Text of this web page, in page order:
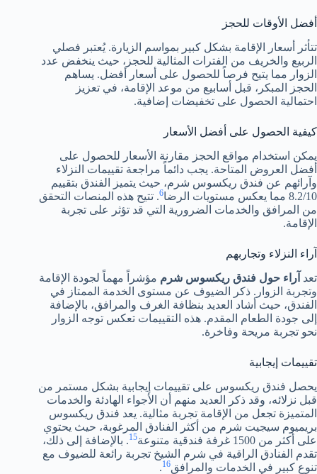
أفضل الأوقات للحجز
تتأثر أسعار الإقامة بشكل كبير بمواسم الزيارة. يُعتبر فصلي
الربيع والخريف من الفترات المثالية للحجز، حيث ينخفض عدد
الزوار مما يتيح فرصاً للحصول على أسعار أفضل. يساهم
الحجز المبكر، قبل أسابيع من موعد الإقامة، في تعزيز
احتمالية الحصول على تخفيضات إضافية.
كيفية الحصول على أفضل الأسعار
يمكن استخدام مواقع الحجز مقارنة الأسعار للحصول على
أفضل العروض المتاحة. يجب دائماً مراجعة تقييمات النزلاء
وآرائهم عن فندق ريكسوس شرم، حيث يتميز الفندق بتقييم
8.2/10 مما يعكس مستويات الرضا
6. تتيح هذه المنصات التحقق
من المرافق والخدمات الضرورية التي قد تؤثر على تجربة
الإقامة.
آراء النزلاء وتجاربهم
تعد آراء حول فندق ريكسوس شرم مؤشراً مهماً لجودة الإقامة
وتجربة الزوار. ذكر الضيوف عن مستوى الخدمة الممتاز في
الفندق، حيث أشاد العديد بنظافة الغرف والمرافق، بالإضافة
إلى جودة الطعام المقدم. هذه التقييمات تعكس توجه الزوار
نحو تجربة مريحة وفاخرة.
تقييمات إيجابية
يحصل فندق ريكسوس على تقييمات إيجابية بشكل مستمر من
قبل نزلائه، وقد ذكر العديد منهم أن الأجواء الهادئة والخدمات
المتميزة تجعل من الإقامة تجربة مثالية. يعد فندق ريكسوس
بريميوم سيجيت شرم من أكثر الفنادق المرغوبة، حيث يحتوي
على أكثر من 1500 غرفة فندقية متنوعة
15. بالإضافة إلى ذلك،
تقدم الفنادق الراقية في شرم الشيخ تجربة رائعة للضيوف مع
تنوع كبير في الخدمات والمرافق16
.